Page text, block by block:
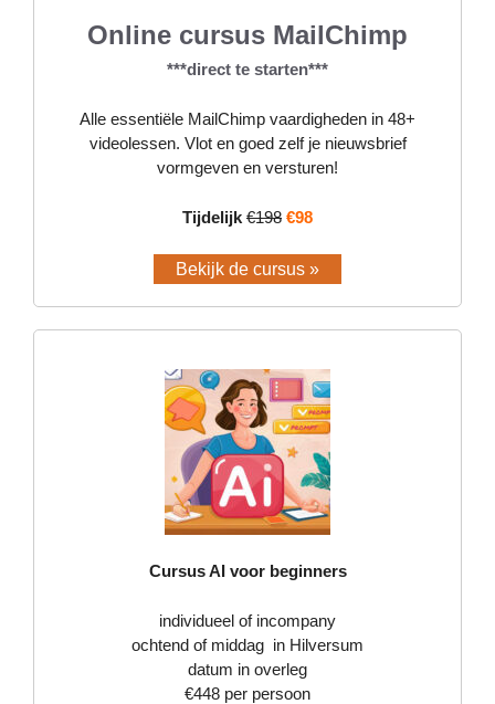
Online cursus MailChimp
***direct te starten***
Alle essentiële MailChimp vaardigheden in 48+
videolessen. Vlot en goed zelf je nieuwsbrief
vormgeven en versturen!
Tijdelijk €198 €98
Bekijk de cursus »
Cursus AI voor beginners
individueel of incompany
ochtend of middag in Hilversum
datum in overleg
€448 per persoon